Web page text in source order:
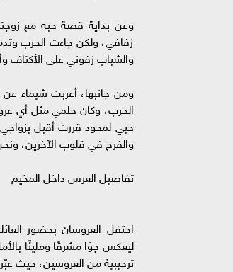
زفافي، ولكن جاءت الحرب
والشباب زفوني على الأكتاف
الحرب، وكان حلمي مثل أي
حبي لمحود قررت أقبل بزواجي
والفرح في قلوب الآخرين،
تفاصيل العرس داخل المخيم
احتفل العروسان بحضور
ليعكس جوًا مشرقًا ومليئًا
ترحيبية من العروسين، حيث